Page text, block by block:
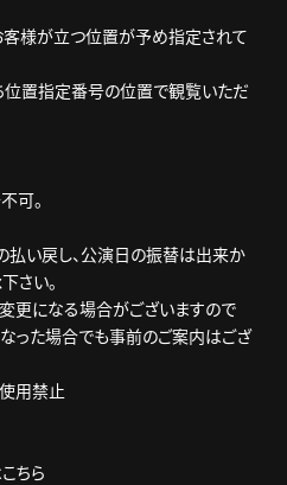
客様が立つ位置が予め指定されて
位置指定番号の位置で観覧いただ
可。
い戻し、公演日の振替は出来か
さい。
更になる場合がございますので
った場合でも事前のご案内はござ
用禁止
ちら